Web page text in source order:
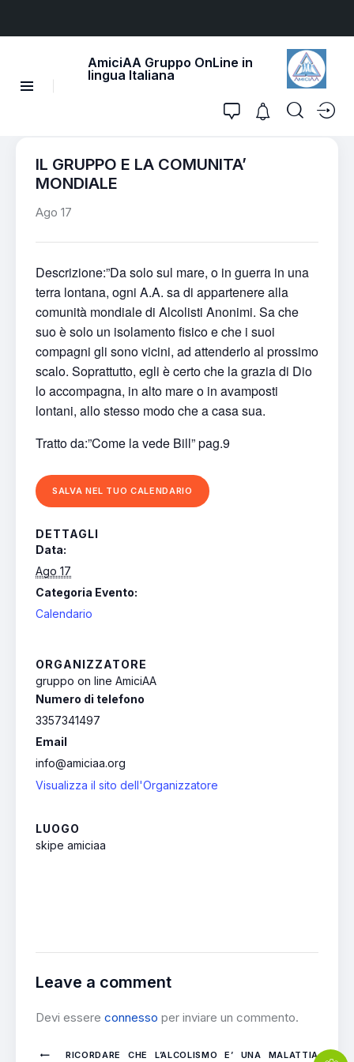
AmiciAA Gruppo OnLine in
lingua Italiana
IL GRUPPO E LA COMUNITA’
MONDIALE
Ago 17
Descrizione:”Da solo sul mare, o in guerra in una
terra lontana, ogni A.A. sa di appartenere alla
comunità mondiale di Alcolisti Anonimi. Sa che
suo è solo un isolamento fisico e che i suoi
compagni gli sono vicini, ad attenderlo al prossimo
scalo. Soprattutto, egli è certo che la grazia di Dio
lo accompagna, in alto mare o in avamposti
lontani, allo stesso modo che a casa sua.
Tratto da:”Come la vede Bill” pag.9
SALVA NEL TUO CALENDARIO
DETTAGLI
Data:
Ago 17
Categoria Evento:
Calendario
ORGANIZZATORE
gruppo on line AmiciAA
Numero di telefono
3357341497
Email
info@amiciaa.org
Visualizza il sito dell'Organizzatore
LUOGO
skipe amiciaa
Leave a comment
Devi essere connesso per inviare un commento.
RICORDARE CHE L’ALCOLISMO E’ UNA MALATTIA